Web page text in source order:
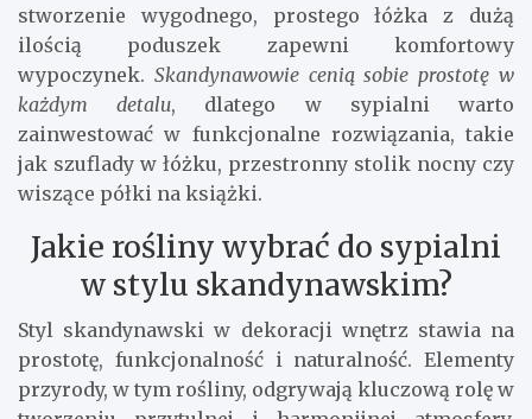
stworzenie wygodnego, prostego łóżka z dużą
ilością poduszek zapewni komfortowy
wypoczynek. Skandynawowie cenią sobie prostotę w
każdym detalu, dlatego w sypialni warto
zainwestować w funkcjonalne rozwiązania, takie
jak szuflady w łóżku, przestronny stolik nocny czy
wiszące półki na książki.
Jakie rośliny wybrać do sypialni
w stylu skandynawskim?
Styl skandynawski w dekoracji wnętrz stawia na
prostotę, funkcjonalność i naturalność. Elementy
przyrody, w tym rośliny, odgrywają kluczową rolę w